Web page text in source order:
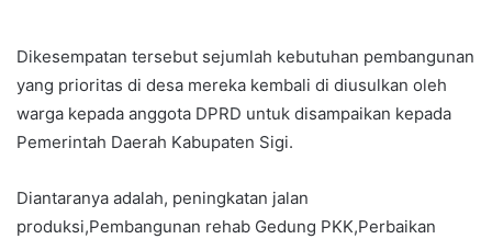
Dikesempatan tersebut sejumlah kebutuhan pembangunan
yang prioritas di desa mereka kembali di diusulkan oleh
warga kepada anggota DPRD untuk disampaikan kepada
Pemerintah Daerah Kabupaten Sigi.
Diantaranya adalah, peningkatan jalan
produksi,Pembangunan rehab Gedung PKK,Perbaikan